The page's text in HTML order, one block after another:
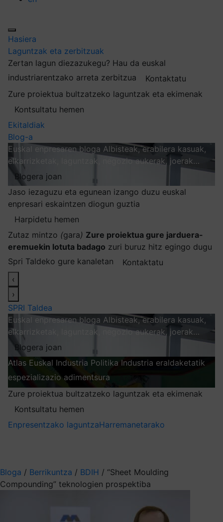
Hasiera
Laguntzak eta zerbitzuak
Zertan lagun diezazukegu? Hau da euskal
industriarentzako arreta zerbitzua
Kontaktatu
Zure proiektua bultzatzeko laguntzak eta ekimenak
Kontsultatu hemen
Ekitaldiak
Blog-a
Euskal enpresaren bloga Albisteak, erabilera kasuak,
elkarrizketak, laguntzak, negozio aukerak, joerak…
Blogera joan
Jaso iezaguzu eta egunean izango duzu euskal
enpresari eskaintzen diogun guztia
Harpidetu hemen
Zutaz mintzo (gara) Zure proiektua gure jarduera-
eremuekin lotuta badago zuri buruz hitz egingo dugu
Spri Taldeko gure kanaletan
Kontaktatu
‹
›
SPRI Taldea
Euskal enpresaren bloga Albisteak, erabilera kasuak,
elkarrizketak, laguntzak, negozio aukerak, joerak…
Blogera joan
Atlas Euskal Industria Politika Industria eraldaketatik
espezializazio adimentsura
Zure proiektua bultzatzeko laguntzak eta ekimenak
Kontsultatu hemen
Enpresentzako laguntzaHarremanetarako
Bloga / Berrikuntza / BDIH / “Sheet Moulding
Compounding” teknologien prospektiba